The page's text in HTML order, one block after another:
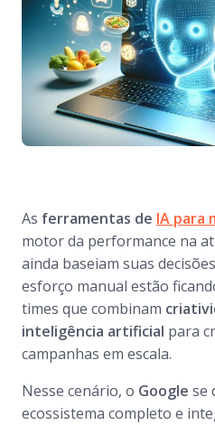
As ferramentas de IA para
motor da performance na
ainda baseiam suas
esforço manual estão
times que combinam
inteligência artificial para
campanhas em escala.
Nesse cenário, o Google se
ecossistema completo e